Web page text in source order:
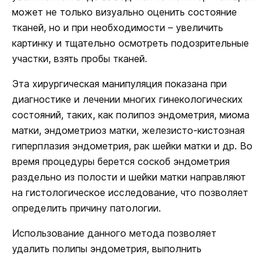
может не только визуально оценить состояние
тканей, но и при необходимости – увеличить
картинку и тщательно осмотреть подозрительные
участки, взять пробы тканей.
Эта хирургическая манипуляция показана при
диагностике и лечении многих гинекологических
состояний, таких, как полипоз эндометрия, миома
матки, эндометриоз матки, железисто-кистозная
гиперплазия эндометрия, рак шейки матки и др. Во
время процедуры берется соскоб эндометрия
раздельно из полости и шейки матки направляют
на гистологическое исследование, что позволяет
определить причину патологии.
Использование данного метода позволяет
удалить полипы эндометрия, выполнить